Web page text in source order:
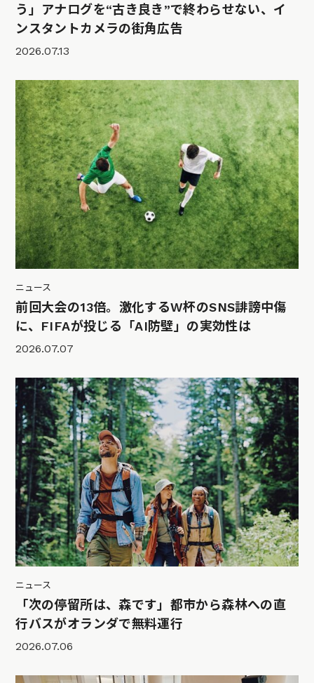
う」アナログを“古き良き”で終わらせない、イ
ンスタントカメラの街角広告
2026.07.13
ニュース
前回大会の13倍。激化するW杯のSNS誹謗中傷
に、FIFAが投じる「AI防壁」の実効性は
2026.07.07
ニュース
「次の停留所は、森です」都市から森林への直
行バスがオランダで無料運行
2026.07.06